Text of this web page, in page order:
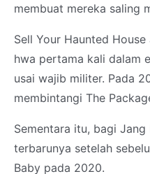
membuat mereka saling
Sell Your Haunted
hwa pertama kali dalam
usai wajib militer. Pada
membintangi The
Sementara itu, bagi
terbarunya setelah
Baby pada 2020.